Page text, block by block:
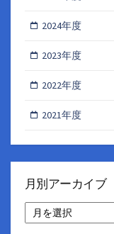
2024年度
2023年度
2022年度
2021年度
月別アーカイブ
別